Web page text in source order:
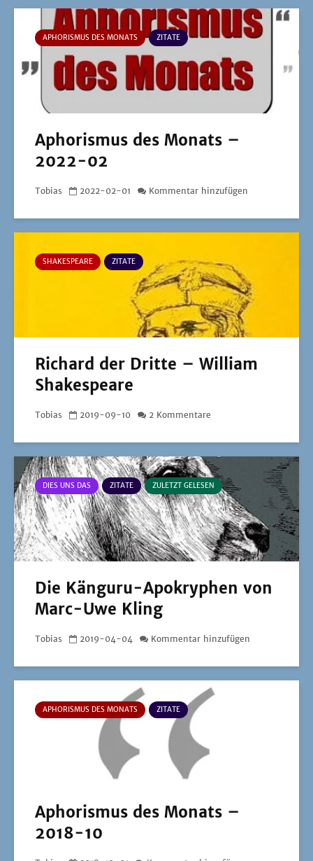
APHORISMUS DES MONATS ZITATE
Aphorismus des Monats –
2022-02
Tobias 2022-02-01 Kommentar hinzufügen
SHAKESPEARE ZITATE
Richard der Dritte – William
Shakespeare
Tobias 2019-09-10 2 Kommentare
DIES UNS DAS ZITATE ZULETZT GELESEN
Die Känguru-Apokryphen von
Marc-Uwe Kling
Tobias 2019-04-04 Kommentar hinzufügen
APHORISMUS DES MONATS ZITATE
Aphorismus des Monats –
2018-10